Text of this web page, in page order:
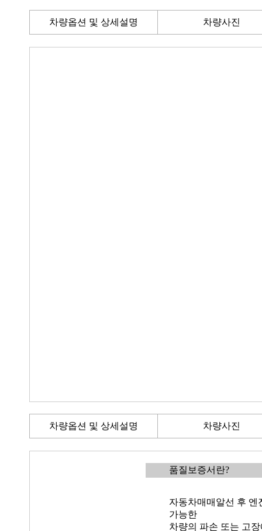
차량옵션 및 상세설명 차량사진
차량옵션 및 상세설명 차량사진
품질보증서란?
자동차매매알선 후 엔
가능한
차량의 파손 또는 고